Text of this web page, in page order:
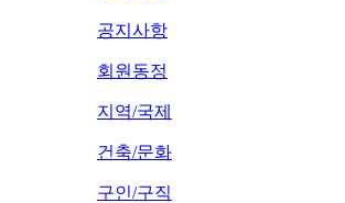
공지사항
회원동정
지역/국제
건축/문화
구인/구직